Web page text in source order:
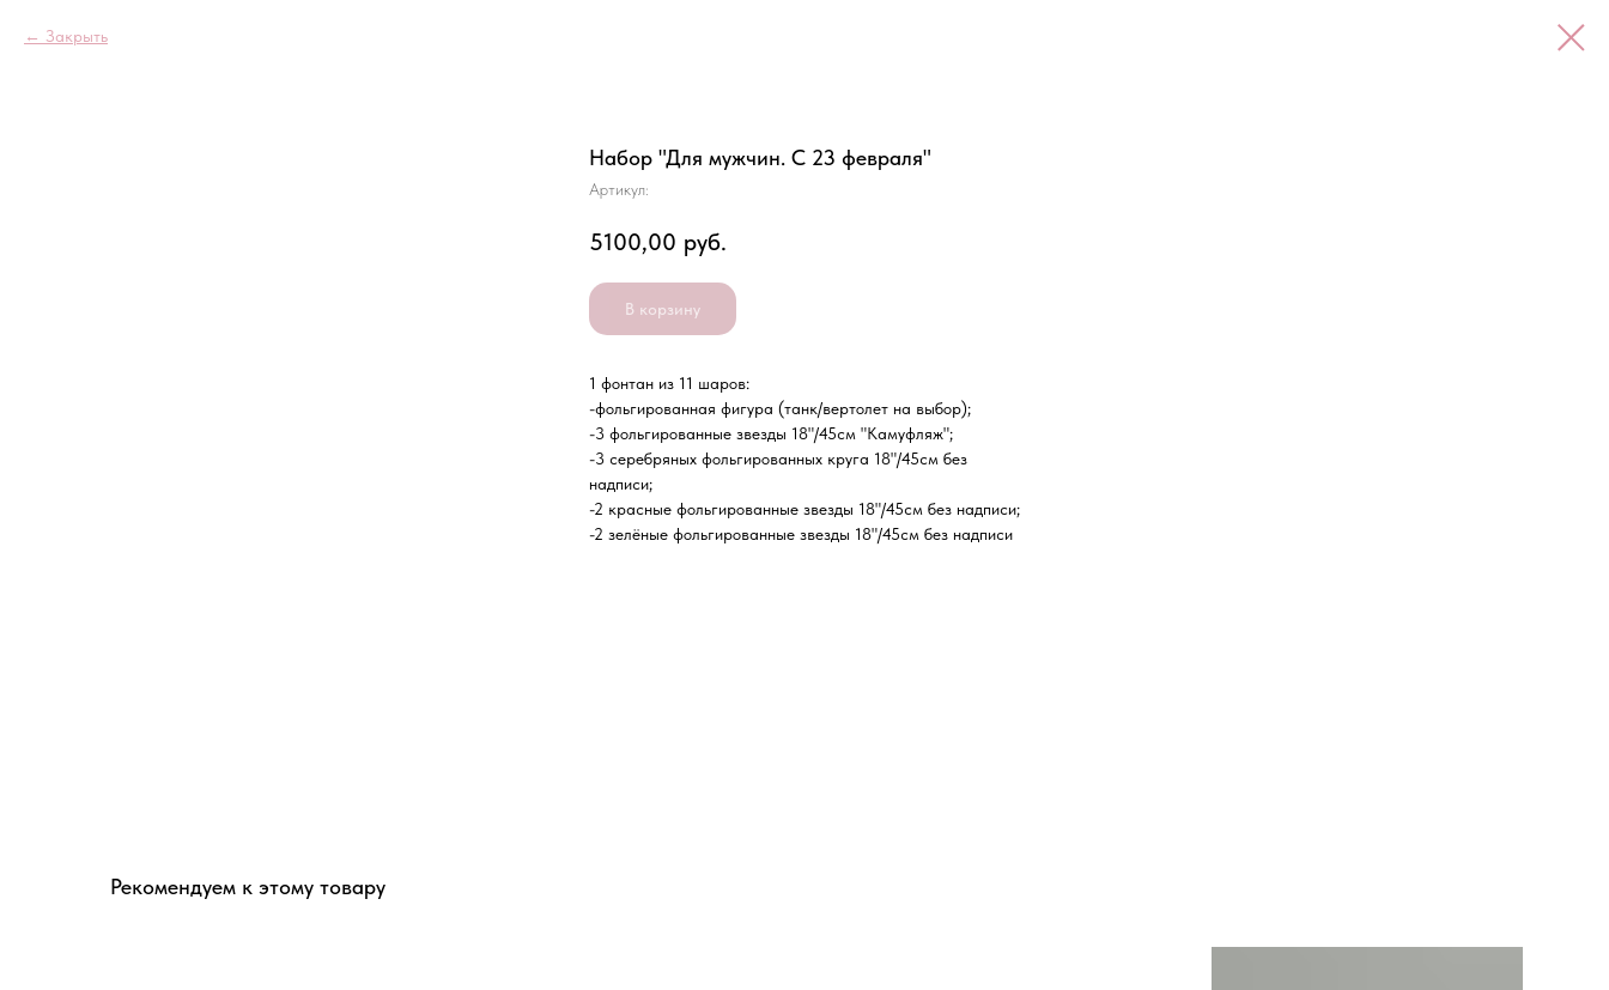
Закрыть
Набор "Для мужчин. С 23 февраля"
Артикул:
5100,00 руб.
В корзину
1 фонтан из 11 шаров:
-фольгированная фигура (танк/вертолет на выбор);
-3 фольгированные звезды 18"/45см "Камуфляж";
-3 серебряных фольгированных круга 18"/45см без
надписи;
-2 красные фольгированные звезды 18"/45см без надписи;
-2 зелёные фольгированные звезды 18"/45см без надписи
Рекомендуем к этому товару